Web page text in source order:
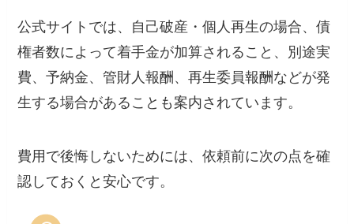
公式サイトでは、自己破産・個人再生の場合、債
権者数によって着手金が加算されること、別途実
費、予納金、管財人報酬、再生委員報酬などが発
生する場合があることも案内されています。
費用で後悔しないためには、依頼前に次の点を確
認しておくと安心です。